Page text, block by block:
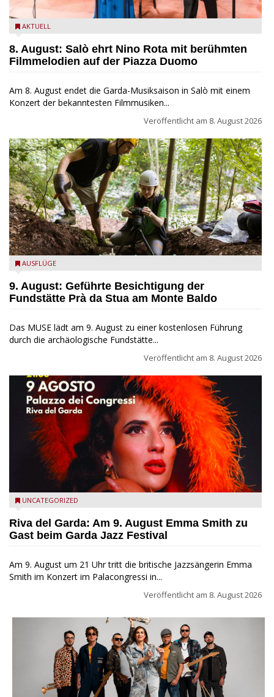
Estate Musicale del Garda: Salò ehrt Nino Rota
AKTUELL
8. August: Salò ehrt Nino Rota mit berühmten
Filmmelodien auf der Piazza Duomo
Am 8. August endet die Garda-Musiksaison in Salò mit einem
Konzert der bekanntesten Filmmusiken...
Veröffentlicht am 8. August 2026
die archäologische Fundstätte Riparo Prà da Stua am Monte
AUSFLÜGE
9. August: Geführte Besichtigung der
Fundstätte Prà da Stua am Monte Baldo
Das MUSE lädt am 9. August zu einer kostenlosen Führung
durch die archäologische Fundstätte...
Veröffentlicht am 8. August 2026
Riva del Garda - Emma Smith zu Gast beim Garda Jazz
UNCATEGORIZED
Riva del Garda: Am 9. August Emma Smith zu
Gast beim Garda Jazz Festival
Am 9. August um 21 Uhr tritt die britische Jazzsängerin Emma
Smith im Konzert im Palacongressi in...
Veröffentlicht am 8. August 2026